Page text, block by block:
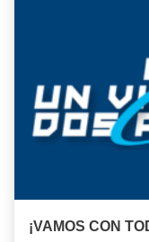
¡VAMOS CON